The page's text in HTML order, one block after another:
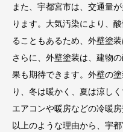
また、宇都宮市は、交通量
ります。大気汚染により、
ることもあるため、外壁塗
さらに、外壁塗装は、建物
果も期待できます。外壁の
り、冬は暖かく、夏は涼し
エアコンや暖房などの冷暖
以上のような理由から、宇